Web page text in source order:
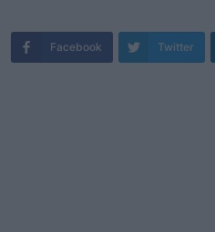
Facebook Twitter